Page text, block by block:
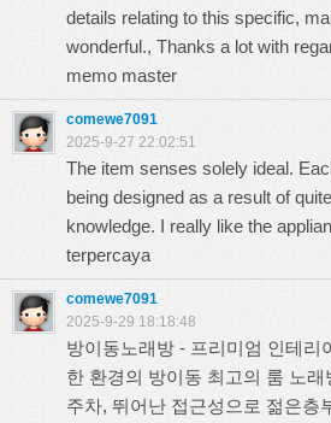
details relating to this specific,
wonderful., Thanks a lot with
memo master
comewe7091
2025-9-27 22:02:51
The item senses solely ideal.
being designed as a result of
knowledge. I really like the
terpercaya
comewe7091
2025-9-29 18:18:48
방이동노래방 - 프리미엄 인테리
한 환경의 방이동 최고의 룸 노
주차, 뛰어난 접근성으로 젊은층